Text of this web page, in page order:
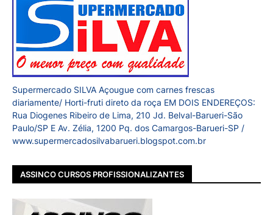
Supermercado SILVA Açougue com carnes frescas
diariamente/ Horti-fruti direto da roça EM DOIS ENDEREÇOS:
Rua Diogenes Ribeiro de Lima, 210 Jd. Belval-Barueri-São
Paulo/SP E Av. Zélia, 1200 Pq. dos Camargos-Barueri-SP /
www.supermercadosilvabarueri.blogspot.com.br
ASSINCO CURSOS PROFISSIONALIZANTES